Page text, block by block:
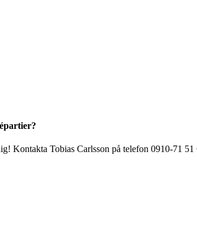
Kontakta Tobias Carlsson på telefon 0910-71